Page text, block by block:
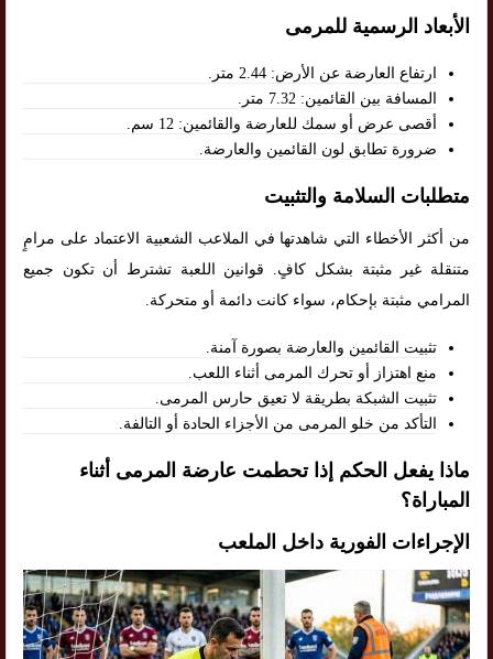
الأبعاد الرسمية للمرمى
ارتفاع العارضة عن الأرض: 2.44 متر.
المسافة بين القائمين: 7.32 متر.
أقصى عرض أو سمك للعارضة والقائمين: 12 سم.
ضرورة تطابق لون القائمين والعارضة.
متطلبات السلامة والتثبيت
من أكثر الأخطاء التي شاهدتها في الملاعب الشعبية الاعتماد على مرامٍ
متنقلة غير مثبتة بشكل كافٍ. قوانين اللعبة تشترط أن تكون جميع
المرامي مثبتة بإحكام، سواء كانت دائمة أو متحركة.
تثبيت القائمين والعارضة بصورة آمنة.
منع اهتزاز أو تحرك المرمى أثناء اللعب.
تثبيت الشبكة بطريقة لا تعيق حارس المرمى.
التأكد من خلو المرمى من الأجزاء الحادة أو التالفة.
ماذا يفعل الحكم إذا تحطمت عارضة المرمى أثناء
المباراة؟
الإجراءات الفورية داخل الملعب